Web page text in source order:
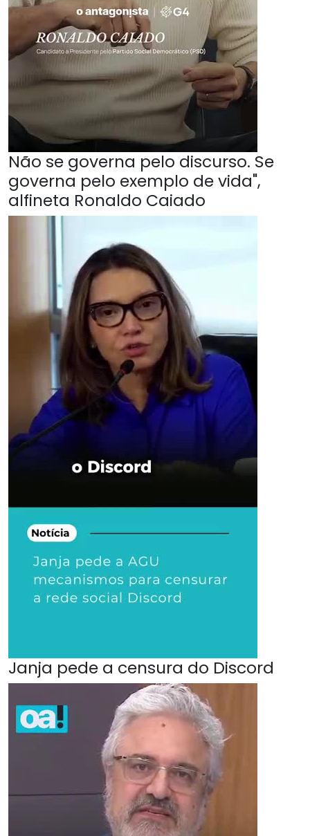
Não se governa pelo discurso. Se
governa pelo exemplo de vida",
alfineta Ronaldo Caiado
Janja pede a censura do Discord